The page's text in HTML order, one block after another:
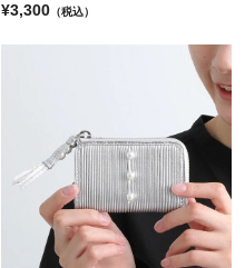
¥3,300 （税込）